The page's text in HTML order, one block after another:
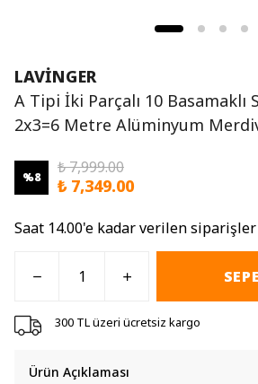
LAVİNGER
A Tipi İki Parçalı 10 Basamaklı
2x3=6 Metre Alüminyum
%8
₺ 7,999.00
₺ 7,349.00
Saat 14.00'e kadar verilen siparişler
300 TL üzeri ücretsiz kargo
Ürün Açıklaması